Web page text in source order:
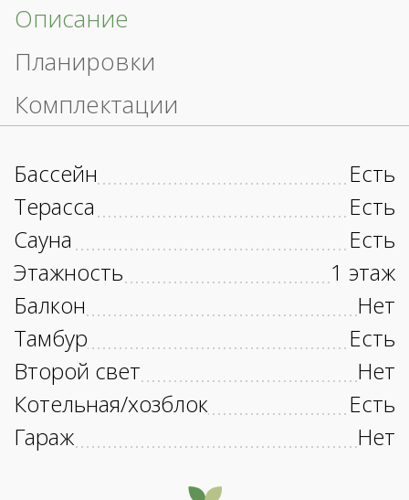
Описание
Планировки
Комплектации
Бассейн
Есть
Терасса
Есть
Сауна
Есть
Этажность
1 этаж
Балкон
Нет
Тамбур
Есть
Второй свет
Нет
Котельная/хозблок
Есть
Гараж
Нет